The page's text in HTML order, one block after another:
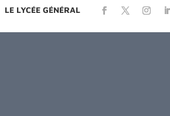
LE LYCÉE GÉNÉRAL